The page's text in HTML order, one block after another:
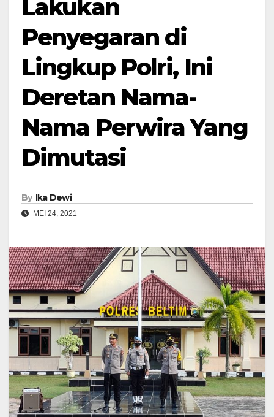
Lakukan
Penyegaran di
Lingkup Polri, Ini
Deretan Nama-
Nama Perwira Yang
Dimutasi
By Ika Dewi
MEI 24, 2021